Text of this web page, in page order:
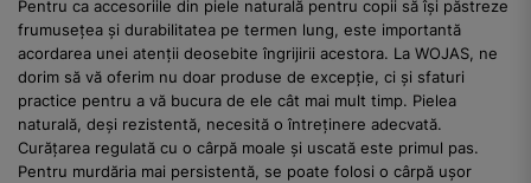
Pentru ca accesoriile din piele naturală pentru copii să își păstreze
frumusețea și durabilitatea pe termen lung, este importantă
acordarea unei atenții deosebite îngrijirii acestora. La WOJAS, ne
dorim să vă oferim nu doar produse de excepție, ci și sfaturi
practice pentru a vă bucura de ele cât mai mult timp. Pielea
naturală, deși rezistentă, necesită o întreținere adecvată.
Curățarea regulată cu o cârpă moale și uscată este primul pas.
Pentru murdăria mai persistentă, se poate folosi o cârpă ușor